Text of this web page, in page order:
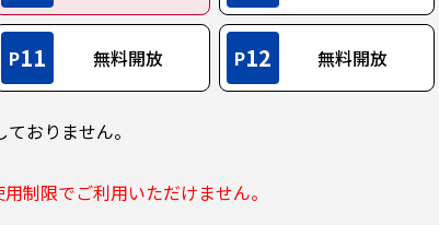
P11 無料開放 P12 無料開放
おりません。
制限でご利用いただけません。